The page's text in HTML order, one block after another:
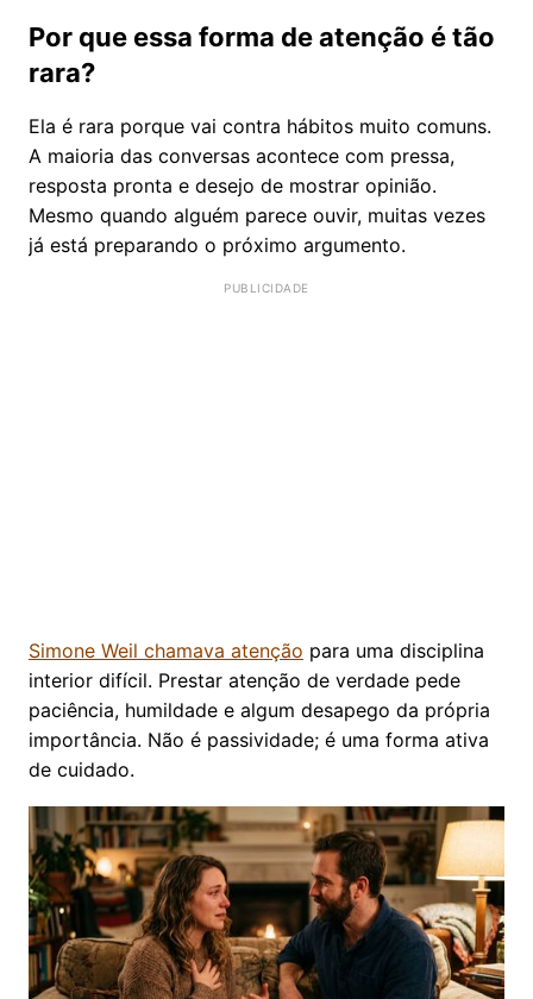
Por que essa forma de atenção é tão
rara?
Ela é rara porque vai contra hábitos muito comuns.
A maioria das conversas acontece com pressa,
resposta pronta e desejo de mostrar opinião.
Mesmo quando alguém parece ouvir, muitas vezes
já está preparando o próximo argumento.
Simone Weil chamava atenção para uma disciplina
interior difícil. Prestar atenção de verdade pede
paciência, humildade e algum desapego da própria
importância. Não é passividade; é uma forma ativa
de cuidado.